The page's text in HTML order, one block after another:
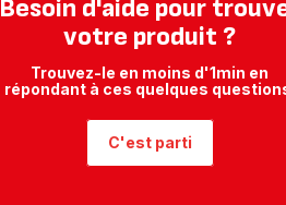
Besoin d'aide pour
votre produit ?
Trouvez-le en moins d'1min en
répondant à ces quelques
C'est parti